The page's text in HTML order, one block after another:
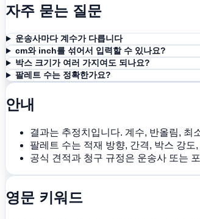
자주 묻는 질문
운송사마다 계수가 다릅니다
cm와 inch를 섞어서 입력할 수 있나요?
박스 크기가 여러 가지여도 되나요?
팔레트 수는 정확한가요?
안내
결과는 추정치입니다. 계수, 반올림, 최
팔레트 수는 적재 방향, 간격, 박스 강
공식 견적과 청구 규정은 운송사 또는
영문 키워드